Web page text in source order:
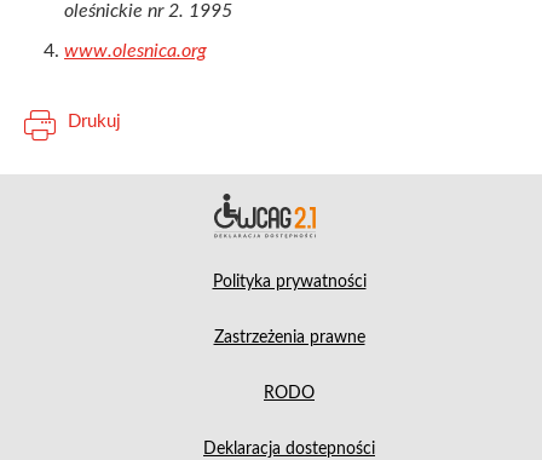
oleśnickie nr 2. 1995
www.olesnica.org
Drukuj
Polityka prywatności
Zastrzeżenia prawne
RODO
Deklaracja dostepności